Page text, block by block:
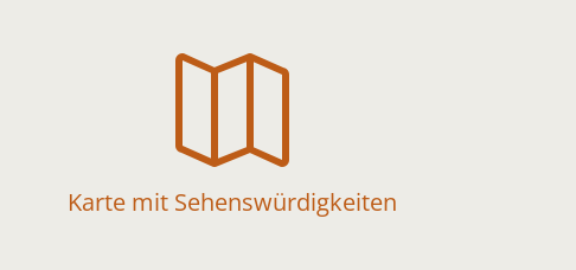

Karte mit Sehenswürdigkeiten